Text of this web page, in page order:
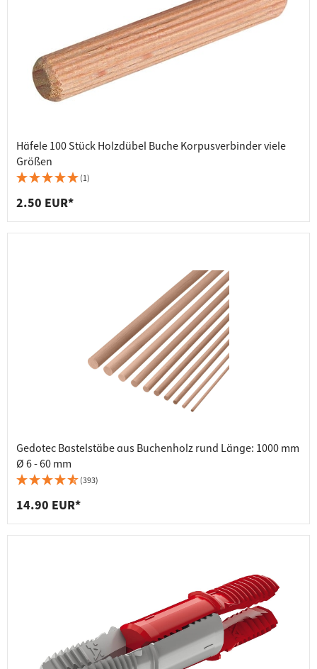
Häfele 100 Stück Holzdübel Buche Korpusverbinder viele
Größen
(1)
2.50 EUR*
Gedotec Bastelstäbe aus Buchenholz rund Länge: 1000 mm
Ø 6 - 60 mm
(393)
14.90 EUR*